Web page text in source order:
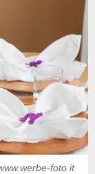
foto.it